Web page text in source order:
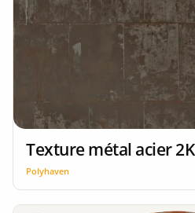
Texture métal acier 2K
Polyhaven